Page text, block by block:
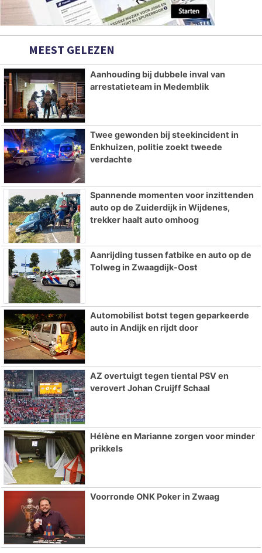
MEEST GELEZEN
Aanhouding bij dubbele inval van
arrestatieteam in Medemblik
Twee gewonden bij steekincident in
Enkhuizen, politie zoekt tweede
verdachte
Spannende momenten voor inzittenden
auto op de Zuiderdijk in Wijdenes,
trekker haalt auto omhoog
Aanrijding tussen fatbike en auto op de
Tolweg in Zwaagdijk-Oost
Automobilist botst tegen geparkeerde
auto in Andijk en rijdt door
AZ overtuigt tegen tiental PSV en
verovert Johan Cruijff Schaal
Hélène en Marianne zorgen voor minder
prikkels
Voorronde ONK Poker in Zwaag